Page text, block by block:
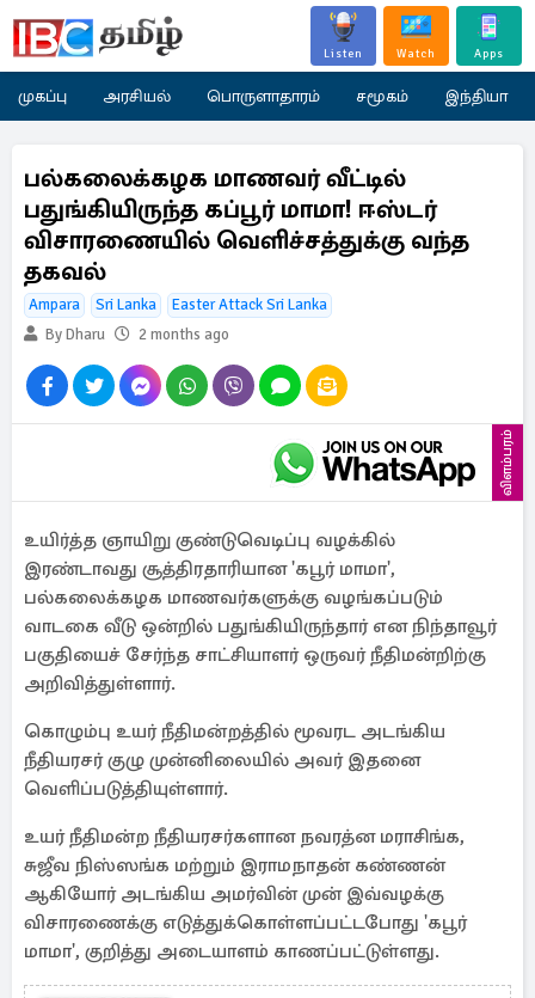
Listen Watch Apps
முகப்பு அரசியல் பொருளாதாரம் சமூகம் இந்தியா
பல்கலைக்கழக மாணவர் வீட்டில்
பதுங்கியிருந்த கப்பூர் மாமா! ஈஸ்டர்
விசாரணையில் வெளிச்சத்துக்கு வந்த
தகவல்
Ampara Sri Lanka
Easter Attack Sri Lanka
By Dharu
2 months ago
விளம்பரம்
உயிர்த்த ஞாயிறு குண்டுவெடிப்பு வழக்கில்
இரண்டாவது சூத்திரதாரியான 'கபூர் மாமா',
பல்கலைக்கழக மாணவர்களுக்கு வழங்கப்படும்
வாடகை வீடு ஒன்றில் பதுங்கியிருந்தார் என நிந்தாவூர்
பகுதியைச் சேர்ந்த சாட்சியாளர் ஒருவர் நீதிமன்றிற்கு
அறிவித்துள்ளார்.
கொழும்பு உயர் நீதிமன்றத்தில் மூவரட அடங்கிய
நீதியரசர் குழு முன்னிலையில் அவர் இதனை
வெளிப்படுத்தியுள்ளார்.
உயர் நீதிமன்ற நீதியரசர்களான நவரத்ன மராசிங்க,
சுஜீவ நிஸ்ஸங்க மற்றும் இராமநாதன் கண்ணன்
ஆகியோர் அடங்கிய அமர்வின் முன் இவ்வழக்கு
விசாரணைக்கு எடுத்துக்கொள்ளப்பட்டபோது 'கபூர்
மாமா', குறித்து அடையாளம் காணப்பட்டுள்ளது.